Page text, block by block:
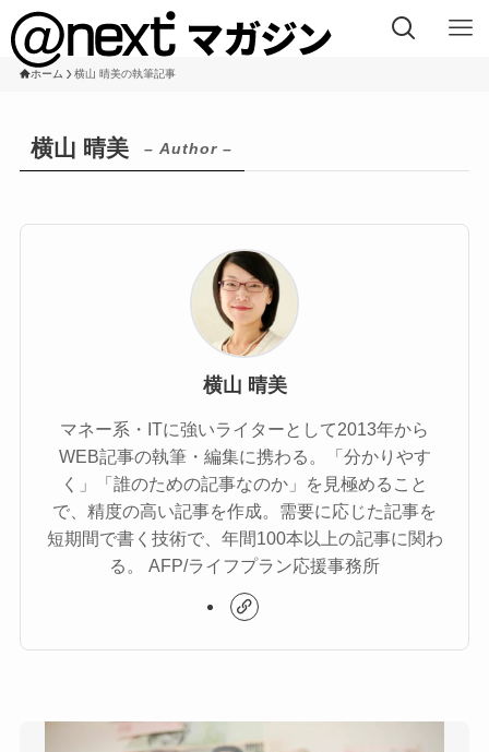
ホーム 横山 晴美の執筆記事
横山 晴美 – Author –
横山 晴美
マネー系・ITに強いライターとして2013年から
WEB記事の執筆・編集に携わる。「分かりやす
く」「誰のための記事なのか」を見極めること
で、精度の高い記事を作成。需要に応じた記事を
短期間で書く技術で、年間100本以上の記事に関わ
る。 AFP/ライフプラン応援事務所